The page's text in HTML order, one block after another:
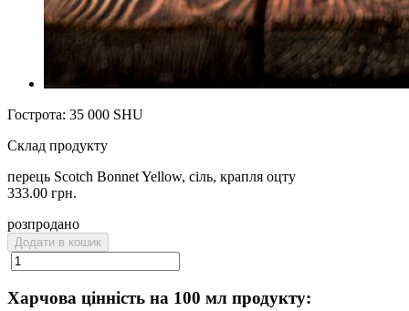
Гострота: 35 000 SHU
Склад продукту
перець Scotch Bonnet Yellow, сіль, крапля оцту
333.00 грн.
розпродано
Додати в кошик
Харчова цінність на 100 мл продукту: